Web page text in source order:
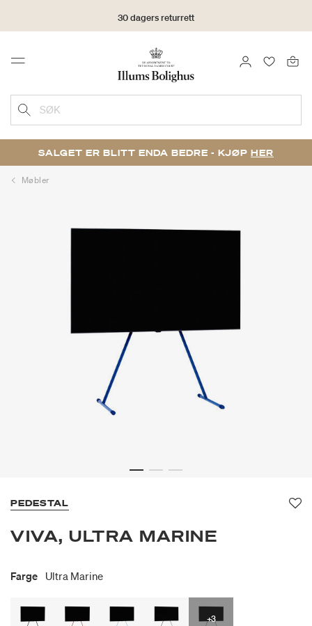
30 dagers returrett
Menu LOGG INN
SØK
SALGET ER BLITT ENDA BEDRE - KJØP HER
Møbler
PEDESTAL
VIVA, ULTRA MARINE
Farge Ultra Marine
+3